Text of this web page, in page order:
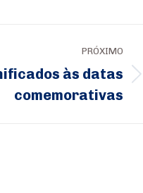
PRÓXIMO
às datas
comemorativas